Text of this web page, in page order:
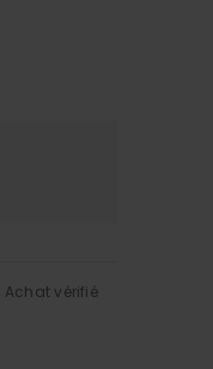
Achat vérifié